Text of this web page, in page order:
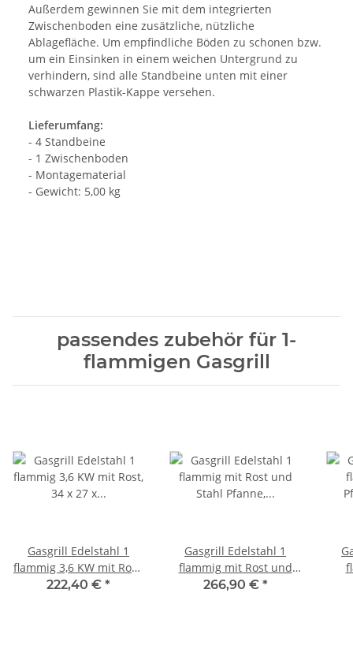
Außerdem gewinnen Sie mit dem integrierten
Zwischenboden eine zusätzliche, nützliche
Ablagefläche. Um empfindliche Böden zu schonen bzw.
um ein Einsinken in einem weichen Untergrund zu
verhindern, sind alle Standbeine unten mit einer
schwarzen Plastik-Kappe versehen.
Lieferumfang:
- 4 Standbeine
- 1 Zwischenboden
- Montagematerial
- Gewicht: 5,00 kg
passendes zubehör für 1-
flammigen Gasgrill
Gasgrill Edelstahl 1
flammig 3,6 KW mit Rost,
34 x 27 x 53 cm
222,40 € *
Gasgrill Edelstahl 1
flammig mit Rost und
Stahl Pfanne, 34 x 27 x
266,90 € *